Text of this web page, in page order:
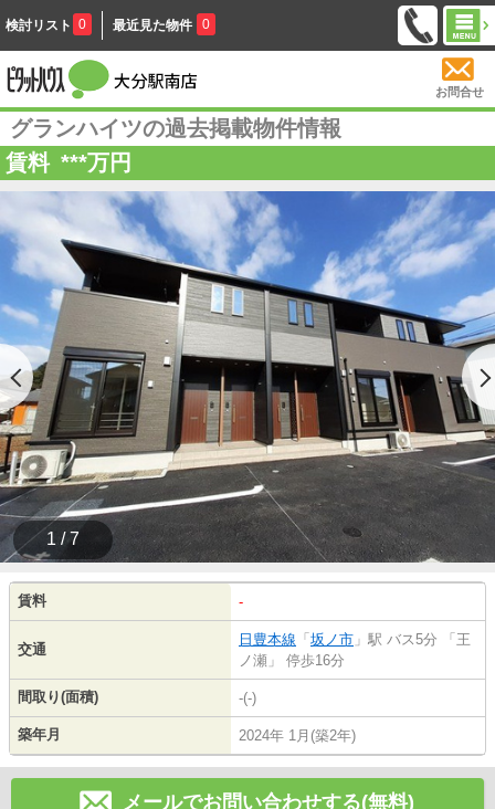
検討リスト 0 最近見た物件 0
お問合せ
グランハイツの過去掲載物件情報
賃料 ***万円
1 / 7
賃料 -
交通
日豊本線 「 坂ノ市 」駅 バス5分 「王
ノ瀬」 停歩16分
間取り(面積) -(-)
築年月 2024年 1月(築2年)
メールでお問い合わせする(無料)